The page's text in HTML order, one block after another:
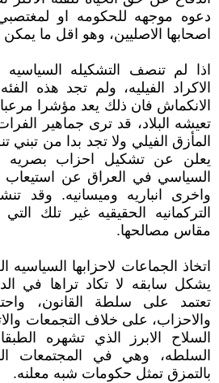
دعوه موجهه للحكومه او لمغتصبي
اصحابها الاصليين، وهو اقل ما
اذا لم تنصف التشكيله
الاكراد الفيليه، ولم تجد هذه
الانكماش فان ذلك يعد مؤشرا
تعيشه البلاد، قد ترى جماهير
المأزق الفيلي ولا تجد بدا من تبني
يعلن عن تشكيل احزاب بصريه
السياسي في العراق عن استيعاب
واخرى انباريه وميسانيه. وقد
التركمانيه الحقيقيه غير تلك
مقاس مصالحها.
اتخاذ الجماعات لاحزابها السياسيه
يشكل سابقه لا تكاد تراها في
تعتمد على سلطة القانون،
والاحزاب، على خلاف التجمعات
السلاح الابرز الذي تشهره
السلطه، وهي في المجتمعات
بالتمزق تمثل حكومات شبه معلنه.